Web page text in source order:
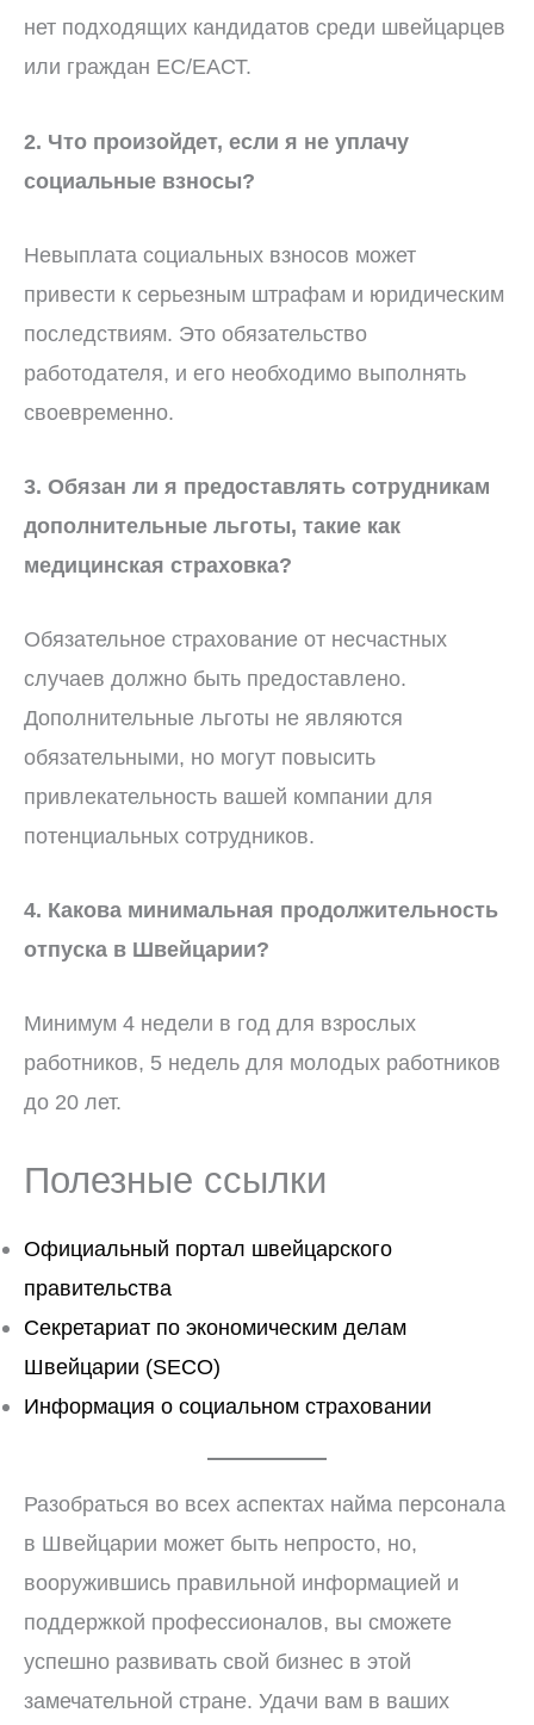
нет подходящих кандидатов среди швейцарцев
или граждан ЕС/ЕАСТ.
2. Что произойдет, если я не уплачу
социальные взносы?
Невыплата социальных взносов может
привести к серьезным штрафам и юридическим
последствиям. Это обязательство
работодателя, и его необходимо выполнять
своевременно.
3. Обязан ли я предоставлять сотрудникам
дополнительные льготы, такие как
медицинская страховка?
Обязательное страхование от несчастных
случаев должно быть предоставлено.
Дополнительные льготы не являются
обязательными, но могут повысить
привлекательность вашей компании для
потенциальных сотрудников.
4. Какова минимальная продолжительность
отпуска в Швейцарии?
Минимум 4 недели в год для взрослых
работников, 5 недель для молодых работников
до 20 лет.
Полезные ссылки
Официальный портал швейцарского
правительства
Секретариат по экономическим делам
Швейцарии (SECO)
Информация о социальном страховании
Разобраться во всех аспектах найма персонала
в Швейцарии может быть непросто, но,
вооружившись правильной информацией и
поддержкой профессионалов, вы сможете
успешно развивать свой бизнес в этой
замечательной стране. Удачи вам в ваших